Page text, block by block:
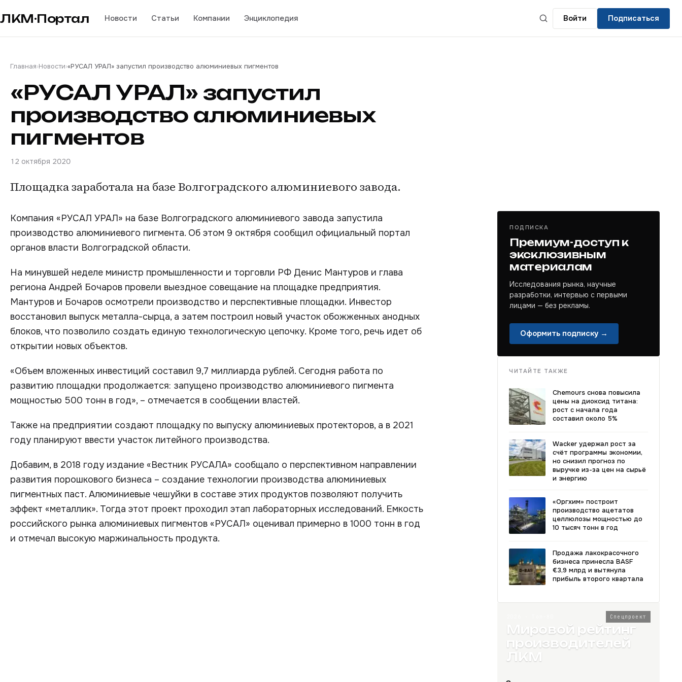
ЛКМ·Портал Новости Статьи Компании Энциклопедия Войти Подписаться
Главная›Новости›«РУСАЛ УРАЛ» запустил производство алюминиевых пигментов
«РУСАЛ УРАЛ» запустил
производство алюминиевых
пигментов
12 октября 2020
Площадка заработала на базе Волгоградского алюминиевого завода.
Компания «РУСАЛ УРАЛ» на базе Волгоградского алюминиевого завода запустила
производство алюминиевого пигмента. Об этом 9 октября сообщил официальный портал
органов власти Волгоградской области.
На минувшей неделе министр промышленности и торговли РФ Денис Мантуров и глава
региона Андрей Бочаров провели выездное совещание на площадке предприятия.
Мантуров и Бочаров осмотрели производство и перспективные площадки. Инвестор
восстановил выпуск металла-сырца, а затем построил новый участок обожженных анодных
блоков, что позволило создать единую технологическую цепочку. Кроме того, речь идет об
открытии новых объектов.
«Объем вложенных инвестиций составил 9,7 миллиарда рублей. Сегодня работа по
развитию площадки продолжается: запущено производство алюминиевого пигмента
мощностью 500 тонн в год», – отмечается в сообщении властей.
Также на предприятии создают площадку по выпуску алюминиевых протекторов, а в 2021
году планируют ввести участок литейного производства.
Добавим, в 2018 году издание «Вестник РУСАЛА» сообщало о перспективном направлении
развития порошкового бизнеса – создание технологии производства алюминиевых
пигментных паст. Алюминиевые чешуйки в составе этих продуктов позволяют получить
эффект «металлик». Тогда этот проект проходил этап лабораторных исследований. Емкость
российского рынка алюминиевых пигментов «РУСАЛ» оценивал примерно в 1000 тонн в год
и отмечал высокую маржинальность продукта.
ПОДПИСКА
Премиум-доступ к
эксклюзивным
материалам
Исследования рынка, научные
разработки, интервью с первыми
лицами — без рекламы.
Оформить подписку →
ЧИТАЙТЕ ТАКЖЕ
Chemours снова повысила
цены на диоксид титана:
рост с начала года
составил около 5%
Wacker удержал рост за
счёт программы экономии,
но снизил прогноз по
выручке из-за цен на сырьё
и энергию
«Оргхим» построит
производство ацетатов
целлюлозы мощностью до
10 тысяч тонн в год
Продажа лакокрасочного
бизнеса принесла BASF
€3,9 млрд и вытянула
прибыль второго квартала
Спецпроект
Мировой рейтинг
производителей
ЛКМ